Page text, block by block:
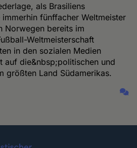
als Brasiliens
fünffacher Weltmeister
Norwegen bereits im
Weltmeisterschaft
in den sozialen Medien
auf die&nbsp;politischen und
größten Land Südamerikas.